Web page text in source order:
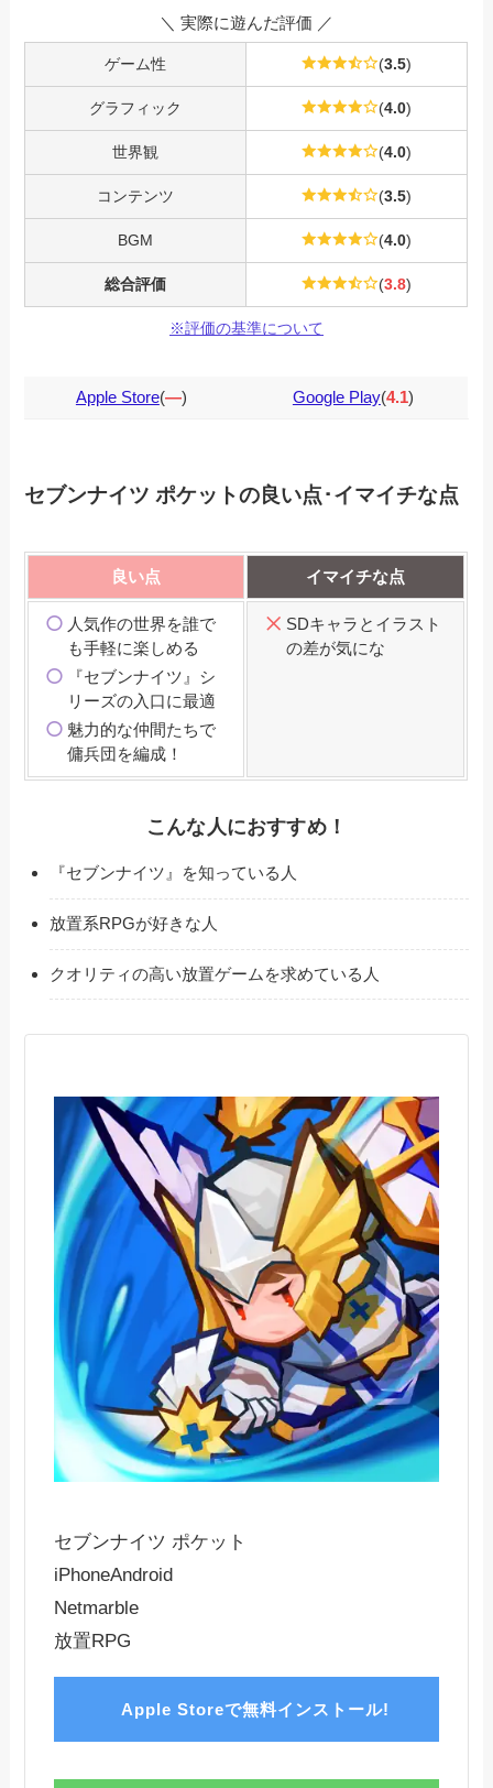
＼ 実際に遊んだ評価 ／
ゲーム性 (3.5)
グラフィック (4.0)
世界観 (4.0)
コンテンツ (3.5)
BGM (4.0)
総合評価 (3.8)
※評価の基準について
Apple Store(—) Google Play(4.1)
セブンナイツ ポケットの良い点･イマイチな点
良い点 イマイチな点
人気作の世界を誰で
も手軽に楽しめる
『セブンナイツ』シ
リーズの入口に最適
魅力的な仲間たちで
傭兵団を編成！
SDキャラとイラスト
の差が気にな
こんな人におすすめ！
『セブンナイツ』を知っている人
放置系RPGが好きな人
クオリティの高い放置ゲームを求めている人
セブンナイツ ポケット
iPhoneAndroid
Netmarble
放置RPG
Apple Storeで無料インストール!